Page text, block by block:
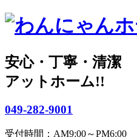
安心・丁寧・清潔
アットホーム!!
049-282-9001
受付時間：AM9:00～PM6:00